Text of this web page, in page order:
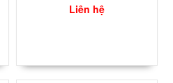
Liên hệ